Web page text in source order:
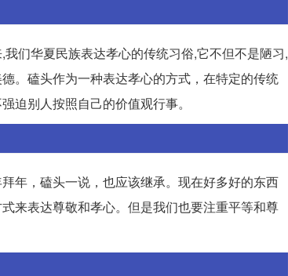
们华夏民族表达孝心的传统习俗,它不但不是陋习,
。磕头作为一种表达孝心的方式，在特定的传统
迫别人按照自己的价值观行事。
年，磕头一说，也应该继承。现在好多好的东西
来表达尊敬和孝心。但是我们也要注重平等和尊